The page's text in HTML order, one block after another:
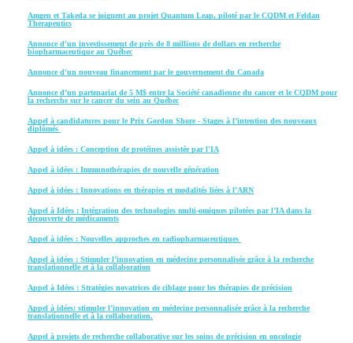
Amgen et Takeda se joignent au projet Quantum Leap, piloté par le CQDM et Feldan
Therapeutics
Annonce d'un investissement de près de 8 millions de dollars en recherche
biopharmaceutique au Québec
Annonce d'un nouveau financement par le gouvernement du Canada
Annonce d’un partenariat de 5 M$ entre la Société canadienne du cancer et le CQDM pour
la recherche sur le cancer du sein au Québec
Appel à candidatures pour le Prix Gordon Shore - Stages à l’intention des nouveaux
diplômés
Appel à idées : Conception de protéines assistée par l'IA
Appel à idées : Immunothérapies de nouvelle génération
Appel à idées : Innovations en thérapies et modalités liées à l’ARN
Appel à Idées : Intégration des technologies multi-omiques pilotées par l’IA dans la
découverte de médicaments
Appel à idées : Nouvelles approches en radiopharmaceutiques
Appel à idées : Stimuler l’innovation en médecine personnalisée grâce à la recherche
translationnelle et à la collaboration
Appel à Idées : Stratégies novatrices de ciblage pour les thérapies de précision
Appel à idées: stimuler l’innovation en médecine personnalisée grâce à la recherche
translationnelle et à la collaboration.
Appel à projets de recherche collaborative sur les soins de précision en oncologie